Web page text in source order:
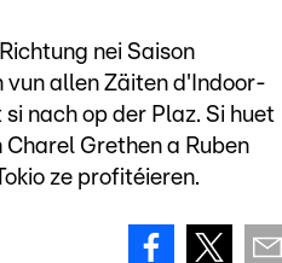
nei Saison
allen Zäiten d'Indoor-
nach op der Plaz. Si huet
Grethen a Ruben
ze profitéieren.